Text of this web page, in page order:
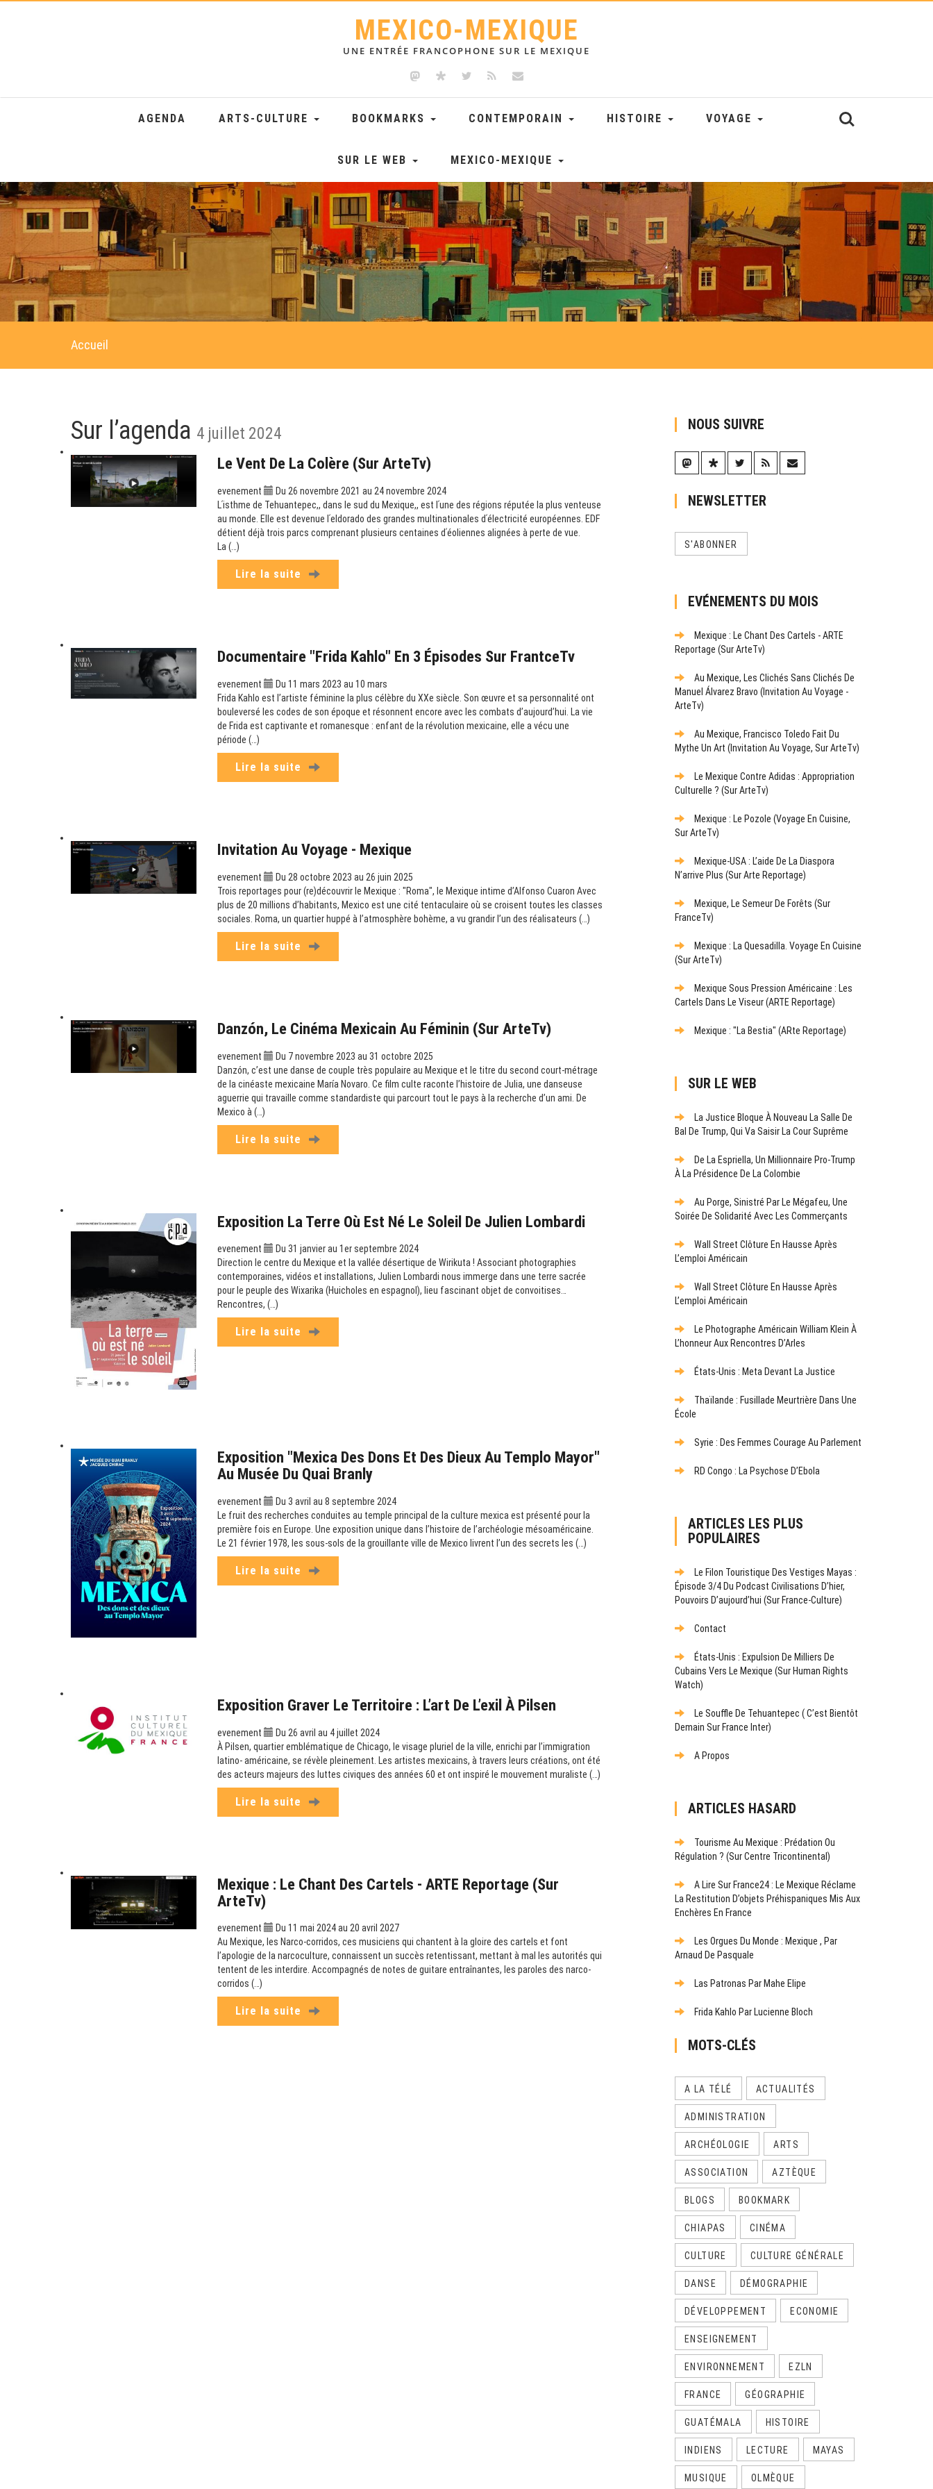
MEXICO-MEXIQUE
UNE ENTRÉE FRANCOPHONE SUR LE MEXIQUE
AGENDA ARTS-CULTURE BOOKMARKS CONTEMPORAIN HISTOIRE VOYAGE
SUR LE WEB MEXICO-MEXIQUE
Accueil
Sur l’agenda 4 juillet 2024
Le Vent De La Colère (sur ArteTv)
evenement
Du 26 novembre 2021 au 24 novembre 2024
Lʹisthme de Tehuantepec,, dans le sud du Mexique,, est lʹune des régions réputée la plus venteuse
au monde. Elle est devenue lʹeldorado des grandes multinationales dʹélectricité européennes. EDF
détient déjà trois parcs comprenant plusieurs centaines dʹéoliennes alignées à perte de vue.
La (…)
Lire la suite
Documentaire "Frida Kahlo" En 3 Épisodes Sur FrantceTv
evenement
Du 11 mars 2023 au 10 mars
Frida Kahlo est l’artiste féminine la plus célèbre du XXe siècle. Son œuvre et sa personnalité ont
bouleversé les codes de son époque et résonnent encore avec les combats d’aujourd’hui. La vie
de Frida est captivante et romanesque : enfant de la révolution mexicaine, elle a vécu une
période (…)
Lire la suite
Invitation Au Voyage - Mexique
evenement
Du 28 octobre 2023 au 26 juin 2025
Trois reportages pour (re)découvrir le Mexique : "Roma", le Mexique intime d’Alfonso Cuaron Avec
plus de 20 millions d’habitants, Mexico est une cité tentaculaire où se croisent toutes les classes
sociales. Roma, un quartier huppé à l’atmosphère bohème, a vu grandir l’un des réalisateurs (…)
Lire la suite
Danzón, Le Cinéma Mexicain Au Féminin (sur ArteTv)
evenement
Du 7 novembre 2023 au 31 octobre 2025
Danzón, c’est une danse de couple très populaire au Mexique et le titre du second court-métrage
de la cinéaste mexicaine María Novaro. Ce film culte raconte l’histoire de Julia, une danseuse
aguerrie qui travaille comme standardiste qui parcourt tout le pays à la recherche d’un ami. De
Mexico à (…)
Lire la suite
Exposition La Terre Où Est Né Le Soleil De Julien Lombardi
evenement
Du 31 janvier au 1er septembre 2024
Direction le centre du Mexique et la vallée désertique de Wirikuta ! Associant photographies
contemporaines, vidéos et installations, Julien Lombardi nous immerge dans une terre sacrée
pour le peuple des Wixarika (Huicholes en espagnol), lieu fascinant objet de convoitises…
Rencontres, (…)
Lire la suite
Exposition "Mexica Des Dons Et Des Dieux Au Templo Mayor"
Au Musée Du Quai Branly
evenement
Du 3 avril au 8 septembre 2024
Le fruit des recherches conduites au temple principal de la culture mexica est présenté pour la
première fois en Europe. Une exposition unique dans l’histoire de l’archéologie mésoaméricaine.
Le 21 février 1978, les sous-sols de la grouillante ville de Mexico livrent l’un des secrets les (…)
Lire la suite
Exposition Graver Le Territoire : L’art De L’exil À Pilsen
evenement
Du 26 avril au 4 juillet 2024
À Pilsen, quartier emblématique de Chicago, le visage pluriel de la ville, enrichi par l’immigration
latino- américaine, se révèle pleinement. Les artistes mexicains, à travers leurs créations, ont été
des acteurs majeurs des luttes civiques des années 60 et ont inspiré le mouvement muraliste (…)
Lire la suite
Mexique : Le Chant Des Cartels - ARTE Reportage (sur
ArteTv)
evenement
Du 11 mai 2024 au 20 avril 2027
Au Mexique, les Narco-corridos, ces musiciens qui chantent à la gloire des cartels et font
l’apologie de la narcoculture, connaissent un succès retentissant, mettant à mal les autorités qui
tentent de les interdire. Accompagnés de notes de guitare entraînantes, les paroles des narco-
corridos (…)
Lire la suite
NOUS SUIVRE
NEWSLETTER
S'ABONNER
EVÉNEMENTS DU MOIS
Mexique : Le Chant Des Cartels - ARTE
Reportage (sur ArteTv)
Au Mexique, Les Clichés Sans Clichés De
Manuel Álvarez Bravo (Invitation Au Voyage -
ArteTv)
Au Mexique, Francisco Toledo Fait Du
Mythe Un Art (Invitation Au Voyage, Sur ArteTv)
Le Mexique Contre Adidas : Appropriation
Culturelle ? (sur ArteTv)
Mexique : Le Pozole (Voyage En Cuisine,
Sur ArteTv)
Mexique-USA : L’aide De La Diaspora
N’arrive Plus (sur Arte Reportage)
Mexique, Le Semeur De Forêts (sur
FranceTv)
Mexique : La Quesadilla. Voyage En Cuisine
(sur ArteTv)
Mexique Sous Pression Américaine : Les
Cartels Dans Le Viseur (ARTE Reportage)
Mexique : "La Bestia" (ARte Reportage)
SUR LE WEB
La Justice Bloque À Nouveau La Salle De
Bal De Trump, Qui Va Saisir La Cour Suprême
De La Espriella, Un Millionnaire Pro-Trump
À La Présidence De La Colombie
Au Porge, Sinistré Par Le Mégafeu, Une
Soirée De Solidarité Avec Les Commerçants
Wall Street Clôture En Hausse Après
L’emploi Américain
Wall Street Clôture En Hausse Après
L’emploi Américain
Le Photographe Américain William Klein À
L’honneur Aux Rencontres D’Arles
États-Unis : Meta Devant La Justice
Thaïlande : Fusillade Meurtrière Dans Une
École
Syrie : Des Femmes Courage Au Parlement
RD Congo : La Psychose D’Ebola
ARTICLES LES PLUS
POPULAIRES
Le Filon Touristique Des Vestiges Mayas :
Épisode 3/4 Du Podcast Civilisations D’hier,
Pouvoirs D’aujourd’hui (sur France-Culture)
Contact
États-Unis : Expulsion De Milliers De
Cubains Vers Le Mexique (sur Human Rights
Watch)
Le Souffle De Tehuantepec ( C’est Bientôt
Demain Sur France Inter)
A Propos
ARTICLES HASARD
Tourisme Au Mexique : Prédation Ou
Régulation ? (Sur Centre Tricontinental)
A Lire Sur France24 : Le Mexique Réclame
La Restitution D’objets Préhispaniques Mis Aux
Enchères En France
Les Orgues Du Monde : Mexique , Par
Arnaud De Pasquale
Las Patronas Par Mahe Elipe
Frida Kahlo Par Lucienne Bloch
MOTS-CLÉS
A LA TÉLÉ ACTUALITÉS
ADMINISTRATION
ARCHÉOLOGIE ARTS
ASSOCIATION AZTÈQUE
BLOGS BOOKMARK
CHIAPAS CINÉMA
CULTURE CULTURE GÉNÉRALE
DANSE DÉMOGRAPHIE
DÉVELOPPEMENT ECONOMIE
ENSEIGNEMENT
ENVIRONNEMENT EZLN
FRANCE GÉOGRAPHIE
GUATÉMALA HISTOIRE
INDIENS LECTURE MAYAS
MUSIQUE OLMÈQUE